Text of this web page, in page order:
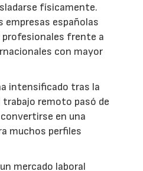
físicamente.
empresas españolas
frente a
con mayor
intensificado tras la
trabajo remoto pasó de
en una
muchos perfiles
mercado laboral